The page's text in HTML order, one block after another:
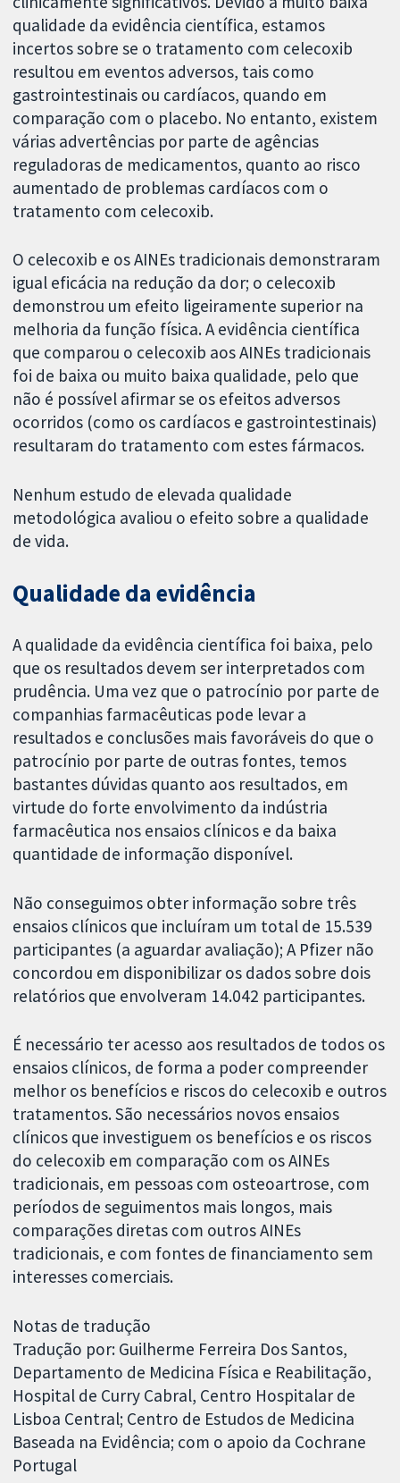
qualidade da evidência científica, estamos
incertos sobre se o tratamento com celecoxib
resultou em eventos adversos, tais como
gastrointestinais ou cardíacos, quando em
comparação com o placebo. No entanto, existem
várias advertências por parte de agências
reguladoras de medicamentos, quanto ao risco
aumentado de problemas cardíacos com o
tratamento com celecoxib.
O celecoxib e os AINEs tradicionais demonstraram
igual eficácia na redução da dor; o celecoxib
demonstrou um efeito ligeiramente superior na
melhoria da função física. A evidência científica
que comparou o celecoxib aos AINEs tradicionais
foi de baixa ou muito baixa qualidade, pelo que
não é possível afirmar se os efeitos adversos
ocorridos (como os cardíacos e gastrointestinais)
resultaram do tratamento com estes fármacos.
Nenhum estudo de elevada qualidade
metodológica avaliou o efeito sobre a qualidade
de vida.
Qualidade da evidência
A qualidade da evidência científica foi baixa, pelo
que os resultados devem ser interpretados com
prudência. Uma vez que o patrocínio por parte de
companhias farmacêuticas pode levar a
resultados e conclusões mais favoráveis do que o
patrocínio por parte de outras fontes, temos
bastantes dúvidas quanto aos resultados, em
virtude do forte envolvimento da indústria
farmacêutica nos ensaios clínicos e da baixa
quantidade de informação disponível.
Não conseguimos obter informação sobre três
ensaios clínicos que incluíram um total de 15.539
participantes (a aguardar avaliação); A Pfizer não
concordou em disponibilizar os dados sobre dois
relatórios que envolveram 14.042 participantes.
É necessário ter acesso aos resultados de todos os
ensaios clínicos, de forma a poder compreender
melhor os benefícios e riscos do celecoxib e outros
tratamentos. São necessários novos ensaios
clínicos que investiguem os benefícios e os riscos
do celecoxib em comparação com os AINEs
tradicionais, em pessoas com osteoartrose, com
períodos de seguimentos mais longos, mais
comparações diretas com outros AINEs
tradicionais, e com fontes de financiamento sem
interesses comerciais.
Notas de tradução
Tradução por: Guilherme Ferreira Dos Santos,
Departamento de Medicina Física e Reabilitação,
Hospital de Curry Cabral, Centro Hospitalar de
Lisboa Central; Centro de Estudos de Medicina
Baseada na Evidência; com o apoio da Cochrane
Portugal